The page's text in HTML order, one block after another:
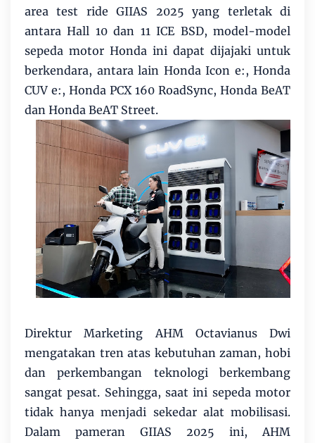
area test ride GIIAS 2025 yang terletak di
antara Hall 10 dan 11 ICE BSD, model-model
sepeda motor Honda ini dapat dijajaki untuk
berkendara, antara lain Honda Icon e:, Honda
CUV e:, Honda PCX 160 RoadSync, Honda BeAT
dan Honda BeAT Street.
Direktur Marketing AHM Octavianus Dwi
mengatakan tren atas kebutuhan zaman, hobi
dan perkembangan teknologi berkembang
sangat pesat. Sehingga, saat ini sepeda motor
tidak hanya menjadi sekedar alat mobilisasi.
Dalam pameran GIIAS 2025 ini, AHM